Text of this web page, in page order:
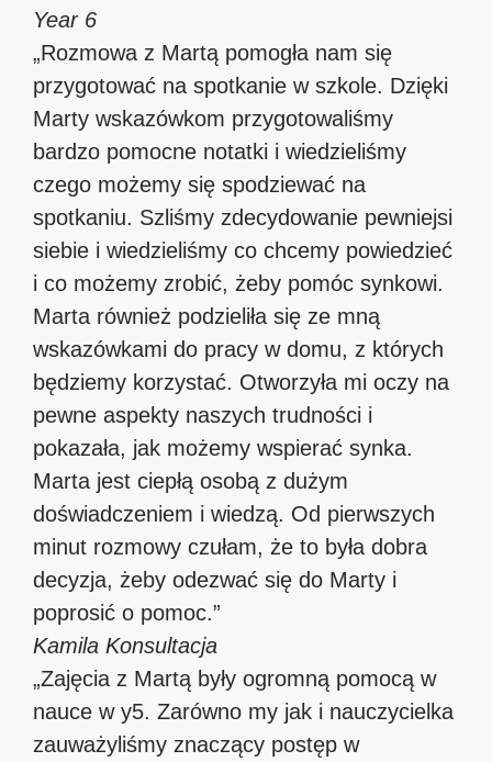
Year 6
„Rozmowa z Martą pomogła nam się
przygotować na spotkanie w szkole. Dzięki
Marty wskazówkom przygotowaliśmy
bardzo pomocne notatki i wiedzieliśmy
czego możemy się spodziewać na
spotkaniu. Szliśmy zdecydowanie pewniejsi
siebie i wiedzieliśmy co chcemy powiedzieć
i co możemy zrobić, żeby pomóc synkowi.
Marta również podzieliła się ze mną
wskazówkami do pracy w domu, z których
będziemy korzystać. Otworzyła mi oczy na
pewne aspekty naszych trudności i
pokazała, jak możemy wspierać synka.
Marta jest ciepłą osobą z dużym
doświadczeniem i wiedzą. Od pierwszych
minut rozmowy czułam, że to była dobra
decyzja, żeby odezwać się do Marty i
poprosić o pomoc.”
Kamila Konsultacja
„Zajęcia z Martą były ogromną pomocą w
nauce w y5. Zarówno my jak i nauczycielka
zauważyliśmy znaczący postęp w